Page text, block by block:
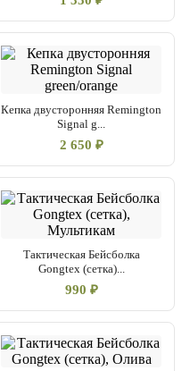
Кепка двусторонняя Remington
Signal g...
2 650 ₽
Тактическая Бейсболка
Gongtex (сетка)...
990 ₽